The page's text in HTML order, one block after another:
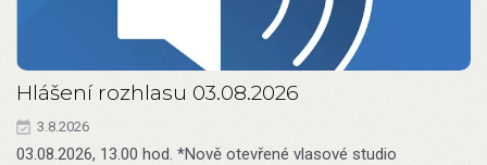
Hlášení rozhlasu 03.08.2026
3.8.2026
03.08.2026, 13.00 hod. *Nově otevřené vlasové studio